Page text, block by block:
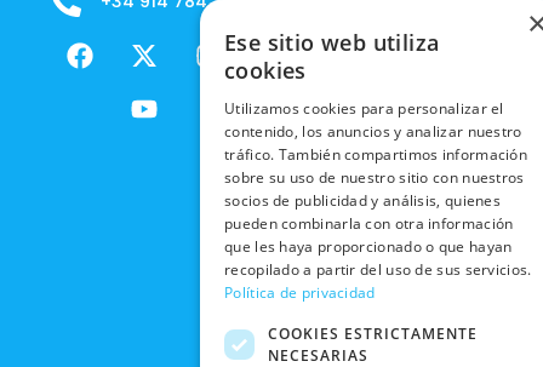
F
a
X
-
t
w
m
Y
o
u
t
NUESTOS
PRODUCTOS
SOCIAL
TRABAJA
CON
NOSOTROS
NUESTRAS
TIENDAS
FRIDAY
NACIONALES
INTERNACIONALES
RECOGIDA
EN TIENDA
DEVOLUCIONES
Y CAMBIOS
CANCELAR
POLÍTICAS
PRIVACIDAD
EN RRSS
POLÍTICA DE
PRIVACIDAD
CONDICIONES
DE COMPRA
Ese sitio web utiliza
cookies
Utilizamos cookies para personalizar el
contenido, los anuncios y analizar nuestro
tráfico. También compartimos información
sobre su uso de nuestro sitio con nuestros
socios de publicidad y análisis, quienes
pueden combinarla con otra información
que les haya proporcionado o que hayan
recopilado a partir del uso de sus servicios.
Política de privacidad
COOKIES ESTRICTAMENTE
NECESARIAS